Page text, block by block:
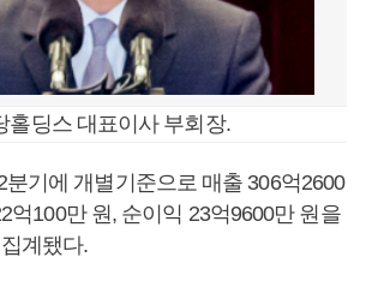
딩스 대표이사 부회장.
기에 개별기준으로 매출 306억2600
억100만 원, 순이익 23억9600만 원을
계됐다.